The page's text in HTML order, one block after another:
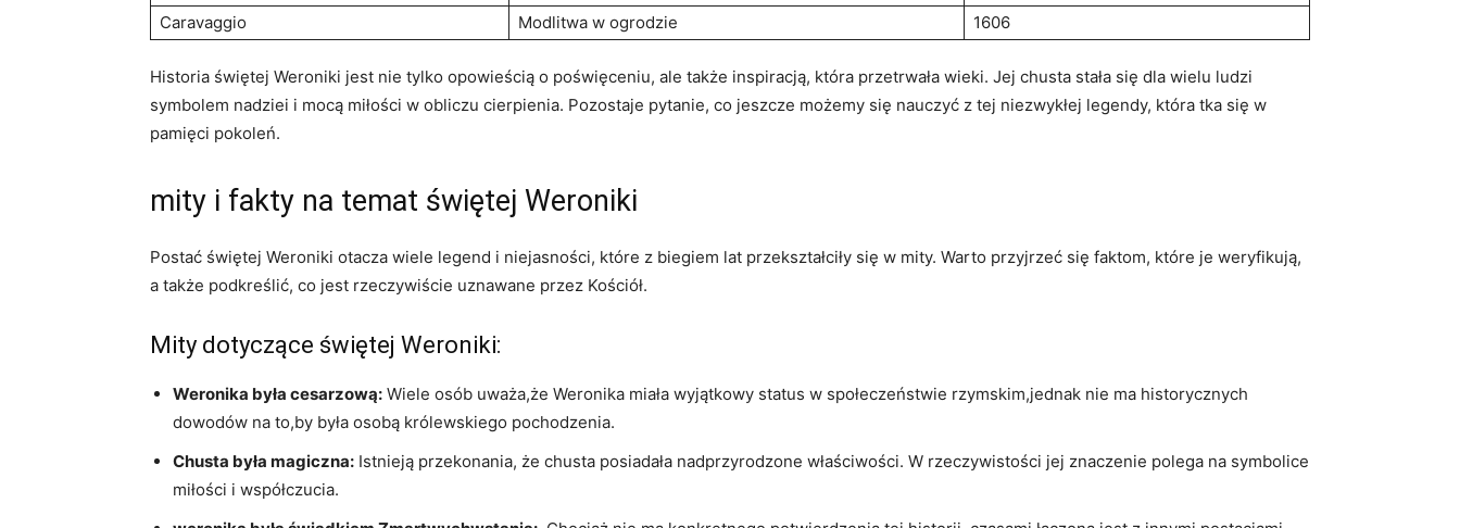
Caravaggio
Modlitwa w ⁤ogrodzie 1606
Historia świętej Weroniki jest nie ​tylko opowieścią ‌o⁢ poświęceniu, ale także ​inspiracją, ⁢która przetrwała ‌wieki. Jej chusta‍ stała się dla wielu ludzi
symbolem​ nadziei i mocą miłości w‍ obliczu‍ cierpienia. Pozostaje pytanie, co​ jeszcze możemy​ się nauczyć z tej ⁤niezwykłej ⁢legendy, która tka‌ się‍ w
pamięci ⁢pokoleń.
mity i ​fakty ‍na temat‍ świętej Weroniki
Postać świętej Weroniki otacza wiele legend i niejasności, które z biegiem lat ​przekształciły się w mity. Warto przyjrzeć ⁣się faktom, które je⁣ weryfikują,
a także podkreślić, ⁤co jest⁤ rzeczywiście uznawane przez Kościół.
Mity dotyczące świętej Weroniki:
Weronika była ‍cesarzową: ⁤Wiele‍ osób uważa,że Weronika miała wyjątkowy status w społeczeństwie rzymskim,jednak nie ma ⁣historycznych
dowodów ‍na to,by była‌ osobą królewskiego pochodzenia.
Chusta była magiczna: Istnieją przekonania,⁢ że chusta‍ posiadała nadprzyrodzone właściwości. W rzeczywistości ⁣jej znaczenie⁢ polega na⁤ symbolice
miłości i współczucia.